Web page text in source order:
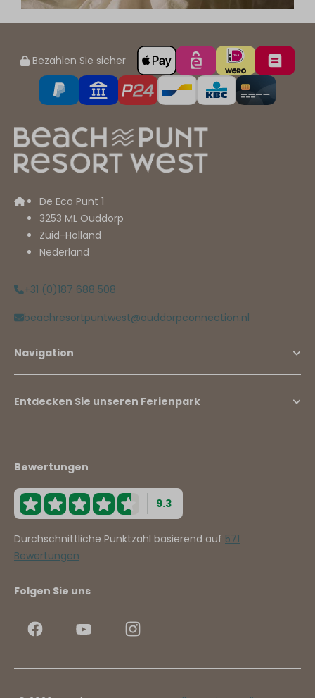
Bezahlen Sie sicher
De Eco Punt 1
3253 ML Ouddorp
Zuid-Holland
Nederland
+31 (0)187 688 508
beachresortpuntwest@ouddorpconnection.nl
Navigation
Entdecken Sie unseren Ferienpark
Bewertungen
9.3
Durchschnittliche Punktzahl basierend auf 571
Bewertungen
Folgen Sie uns